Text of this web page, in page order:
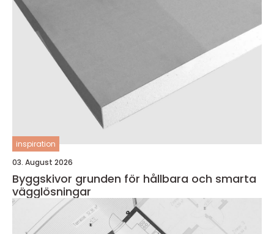
inspiration
03. August 2026
Byggskivor grunden för hållbara och smarta
vägglösningar